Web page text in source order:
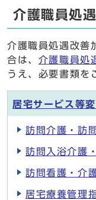
介護職員処
介護職員処遇改善
合は、 介護職員処
うえ、必要書類を
居宅サービス等
訪問介護・訪
訪問入浴介護
訪問看護・介
居宅療養管理